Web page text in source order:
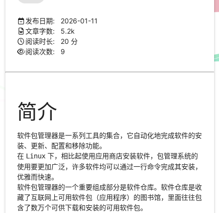
发布日期: 2026-01-11
文章字数: 5.2k
阅读时长: 20 分
阅读次数: 9
简介
软件包管理器是一系列工具的集合，它自动化地完成软件的安
装、更新、配置和移除功能。
在 Linux下，相比起使用应用商店安装软件，包管理系统的
使用要更加广泛，许多软件均可以通过一行命令完成其安装，
优雅而快速。
软件包管理器的一个重要组成部分是软件仓库。软件仓库是收
藏了互联网上可用软件包（应用程序）的图书馆，里面往往包
含了数万个可供下载和安装的可用软件包。